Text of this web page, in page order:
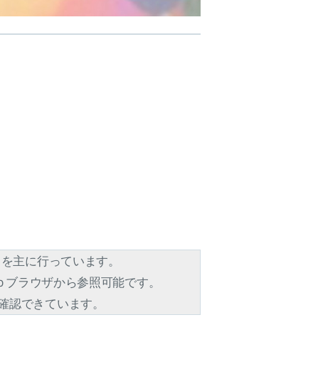
主に行っています。
ラウザから参照可能です。
できています。